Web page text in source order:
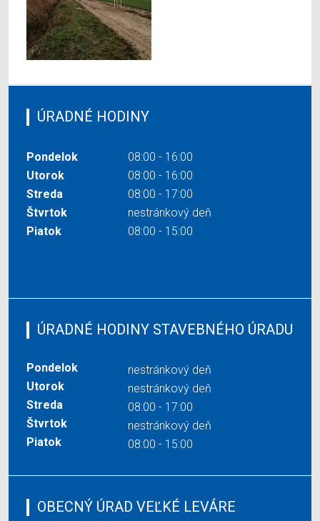
ÚRADNÉ HODINY
Pondelok
08:00 - 16:00
Utorok
08:00 - 16:00
Streda
08:00 - 17:00
Štvrtok
nestránkový deň
Piatok
08:00 - 15:00
ÚRADNÉ HODINY STAVEBNÉHO ÚRADU
Pondelok
nestránkový deň
Utorok
nestránkový deň
Streda
08:00 - 17:00
Štvrtok
nestránkový deň
Piatok
08:00 - 15:00
OBECNÝ ÚRAD VEĽKÉ LEVÁRE